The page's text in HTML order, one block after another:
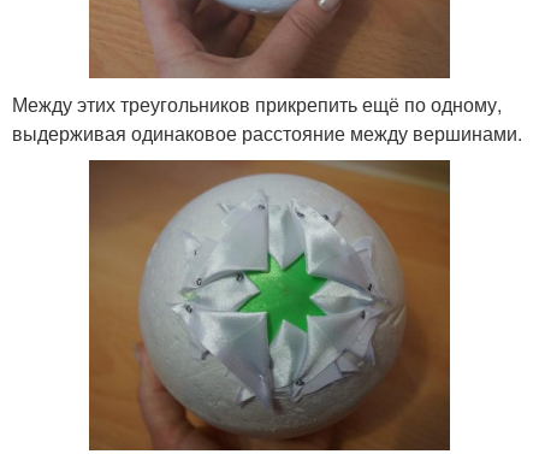
Между этих треугольников прикрепить ещё по одному,
выдерживая одинаковое расстояние между вершинами.